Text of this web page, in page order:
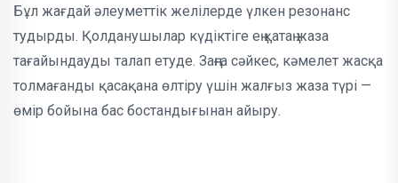
Бұл жағдай әлеуметтік желілерде үлкен резонанс
тудырды. Қолданушылар күдіктіге ең қатаң жаза
тағайындауды талап етуде. Заңға сәйкес, кәмелет жасқа
толмағанды қасақана өлтіру үшін жалғыз жаза түрі —
өмір бойына бас бостандығынан айыру.